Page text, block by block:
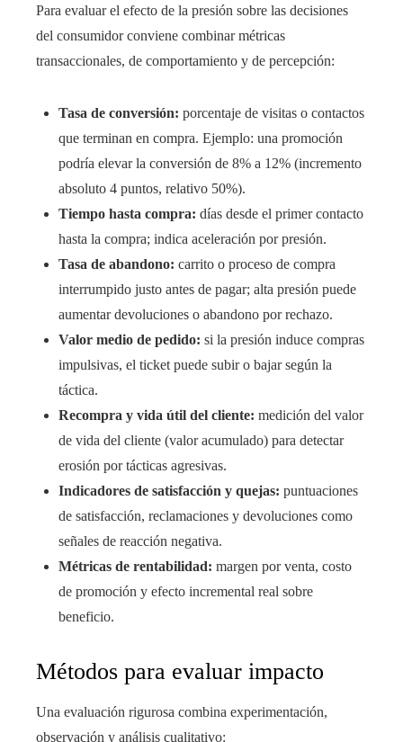
Para evaluar el efecto de la presión sobre las decisiones
del consumidor conviene combinar métricas
transaccionales, de comportamiento y de percepción:
Tasa de conversión: porcentaje de visitas o contactos
que terminan en compra. Ejemplo: una promoción
podría elevar la conversión de 8% a 12% (incremento
absoluto 4 puntos, relativo 50%).
Tiempo hasta compra: días desde el primer contacto
hasta la compra; indica aceleración por presión.
Tasa de abandono: carrito o proceso de compra
interrumpido justo antes de pagar; alta presión puede
aumentar devoluciones o abandono por rechazo.
Valor medio de pedido: si la presión induce compras
impulsivas, el ticket puede subir o bajar según la
táctica.
Recompra y vida útil del cliente: medición del valor
de vida del cliente (valor acumulado) para detectar
erosión por tácticas agresivas.
Indicadores de satisfacción y quejas: puntuaciones
de satisfacción, reclamaciones y devoluciones como
señales de reacción negativa.
Métricas de rentabilidad: margen por venta, costo
de promoción y efecto incremental real sobre
beneficio.
Métodos para evaluar impacto
Una evaluación rigurosa combina experimentación,
observación y análisis cualitativo: